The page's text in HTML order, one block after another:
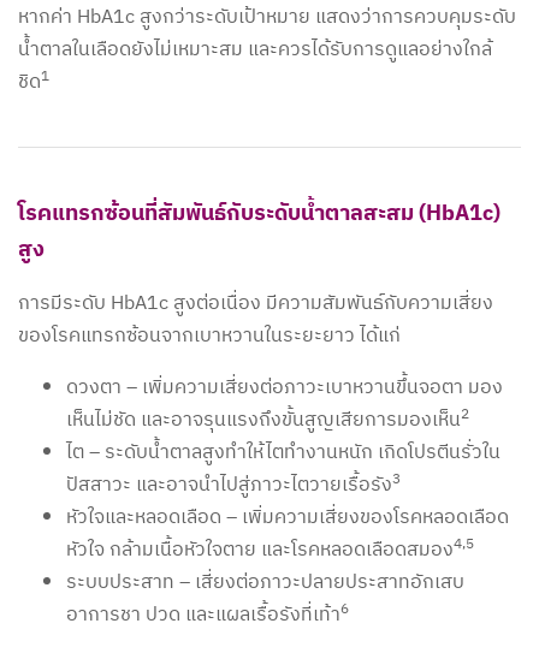
หากค่า HbA1c สูงกว่าระดับเป้าหมาย แสดงว่าการควบคุมระดับ
น้ำตาลในเลือดยังไม่เหมาะสม และควรได้รับการดูแลอย่างใกล้
ชิด1
โรคแทรกซ้อนที่สัมพันธ์กับระดับน้ำตาลสะสม (HbA1c)
สูง
การมีระดับ HbA1c สูงต่อเนื่อง มีความสัมพันธ์กับความเสี่ยง
ของโรคแทรกซ้อนจากเบาหวานในระยะยาว ได้แก่
ดวงตา – เพิ่มความเสี่ยงต่อภาวะเบาหวานขึ้นจอตา มอง
เห็นไม่ชัด และอาจรุนแรงถึงขั้นสูญเสียการมองเห็น2
ไต – ระดับน้ำตาลสูงทำให้ไตทำงานหนัก เกิดโปรตีนรั่วใน
ปัสสาวะ และอาจนำไปสู่ภาวะไตวายเรื้อรัง3
หัวใจและหลอดเลือด – เพิ่มความเสี่ยงของโรคหลอดเลือด
หัวใจ กล้ามเนื้อหัวใจตาย และโรคหลอดเลือดสมอง4,5
ระบบประสาท – เสี่ยงต่อภาวะปลายประสาทอักเสบ
อาการชา ปวด และแผลเรื้อรังที่เท้า6